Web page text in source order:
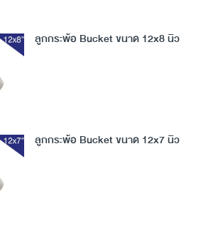
ลูกกระพ้อ Bucket ขนาด 12x8 นิ้ว
ลูกกระพ้อ Bucket ขนาด 12x7 นิ้ว